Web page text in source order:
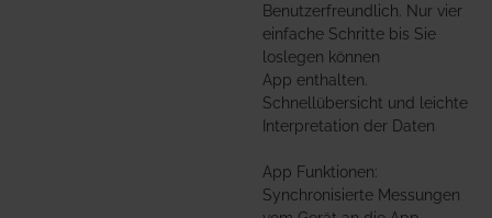
Benutzerfreundlich. Nur vier
einfache Schritte bis Sie
loslegen können
App enthalten.
Schnellübersicht und leichte
Interpretation der Daten
App Funktionen:
Synchronisierte Messungen